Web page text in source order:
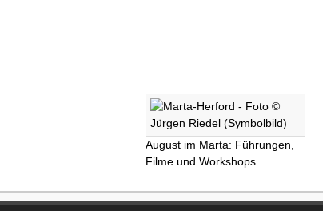
August im Marta: Führungen,
Filme und Workshops